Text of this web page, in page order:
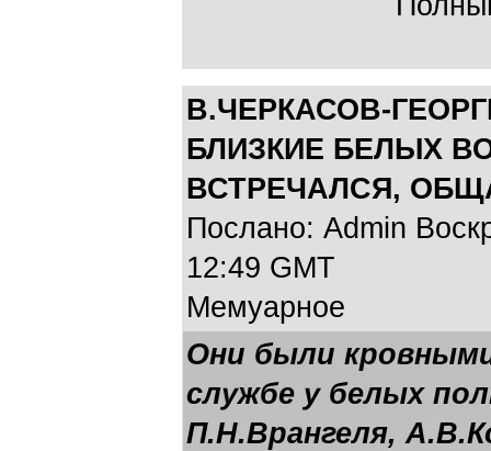
В.ЧЕРКАСОВ-
БЛИЗКИЕ БЕЛЫХ
ВСТРЕЧАЛСЯ,
Послано: Admin
12:49 GMT
Мемуарное
Они были
службе у белых
П.Н.Врангеля,